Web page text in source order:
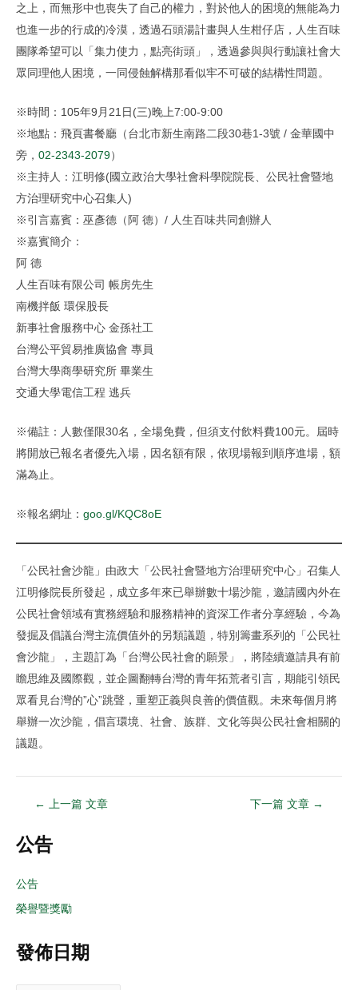
之上，而無形中也喪失了自己的權力，對於他人的困境的無能為力
也進一步的行成的冷漠，透過石頭湯計畫與人生柑仔店，人生百味
團隊希望可以「集力使力，點亮街頭」，透過參與與行動讓社會大
眾同理他人困境，一同侵蝕解構那看似牢不可破的結構性問題。
※時間：105年9月21日(三)晚上7:00-9:00
※地點：飛頁書餐廳（台北市新生南路二段30巷1-3號 / 金華國中
旁， 02-2343-2079）
※主持人：江明修(國立政治大學社會科學院院長、公民社會暨地
方治理研究中心召集人)
※引言嘉賓：巫彥德（阿 德）/ 人生百味共同創辦人
※嘉賓簡介：
阿 德
人生百味有限公司 帳房先生
南機拌飯 環保股長
新事社會服務中心 金孫社工
台灣公平貿易推廣協會 專員
台灣大學商學研究所 畢業生
交通大學電信工程 逃兵
※備註：人數僅限30名，全場免費，但須支付飲料費100元。屆時
將開放已報名者優先入場，因名額有限，依現場報到順序進場，額
滿為止。
※報名網址： goo.gl/KQC8oE
「公民社會沙龍」由政大「公民社會暨地方治理研究中心」召集人
江明修院長所發起，成立多年來已舉辦數十場沙龍，邀請國內外在
公民社會領域有實務經驗和服務精神的資深工作者分享經驗，今為
發掘及倡議台灣主流價值外的另類議題，特別籌畫系列的「公民社
會沙龍」，主題訂為「台灣公民社會的願景」，將陸續邀請具有前
瞻思維及國際觀，並企圖翻轉台灣的青年拓荒者引言，期能引領民
眾看見台灣的”心”跳聲，重塑正義與良善的價值觀。未來每個月將
舉辦一次沙龍，倡言環境、社會、族群、文化等與公民社會相關的
議題。
← 上一篇 文章 下一篇 文章 →
公告
公告
榮譽暨獎勵
發佈日期